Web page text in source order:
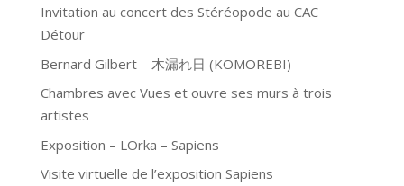
Invitation au concert des Stéréopode au CAC
Détour
Bernard Gilbert – 木漏れ日 (KOMOREBI)
Chambres avec Vues et ouvre ses murs à trois
artistes
Exposition – LOrka – Sapiens
Visite virtuelle de l’exposition Sapiens